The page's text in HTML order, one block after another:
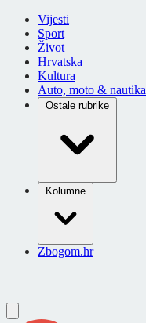
Vijesti
Sport
Život
Hrvatska
Kultura
Auto, moto & nautika
Ostale rubrike
Kolumne
Zbogom.hr